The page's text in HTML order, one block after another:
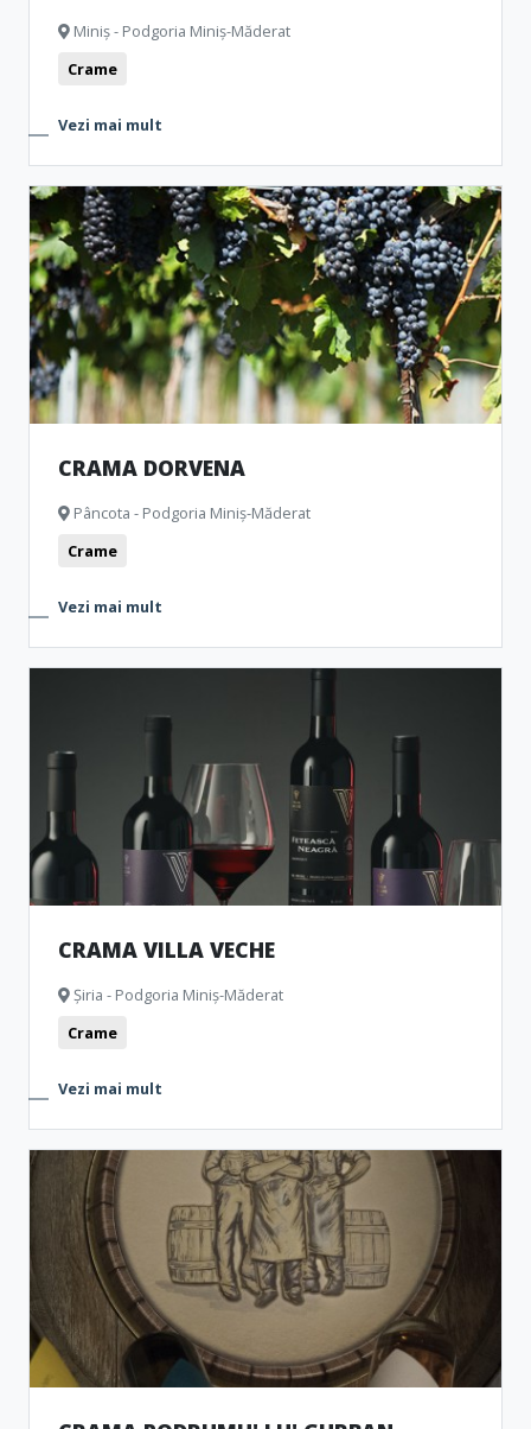
Miniș - Podgoria Miniș-Măderat
Crame
Vezi mai mult
CRAMA DORVENA
Pâncota - Podgoria Miniș-Măderat
Crame
Vezi mai mult
CRAMA VILLA VECHE
Șiria - Podgoria Miniș-Măderat
Crame
Vezi mai mult